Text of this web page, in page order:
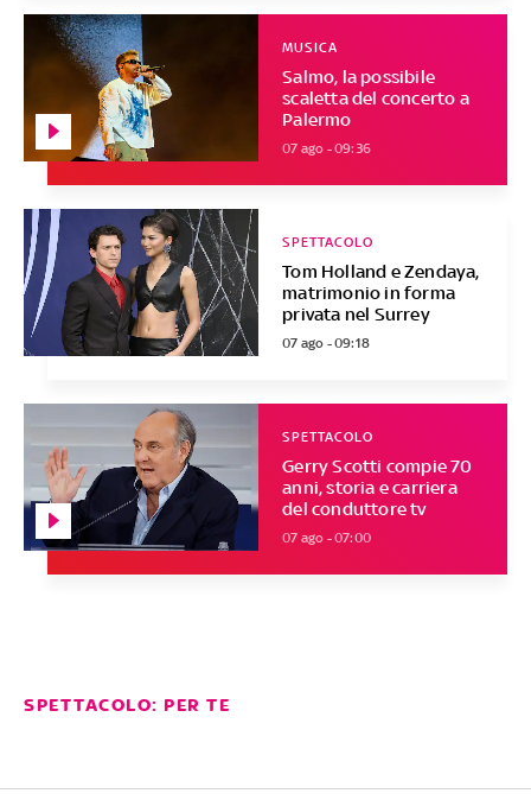
Salmo, la possibile
scaletta del concerto a
Palermo
MUSICA
07 ago - 09:36
Tom Holland e Zendaya,
matrimonio in forma
privata nel Surrey
SPETTACOLO
07 ago - 09:18
Gerry Scotti compie 70
anni, storia e carriera
del conduttore tv
SPETTACOLO
07 ago - 07:00
SPETTACOLO: PER TE